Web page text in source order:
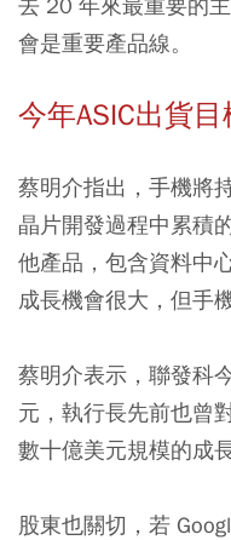
會是重要產品線。
今年ASIC出貨
蔡明介指出，手機將
晶片開發過程中累積
他產品，包含資料中
成長機會很大，但手
蔡明介表示，聯發科
元，執行長先前也曾
數十億美元規模的成長
股東也關切，若